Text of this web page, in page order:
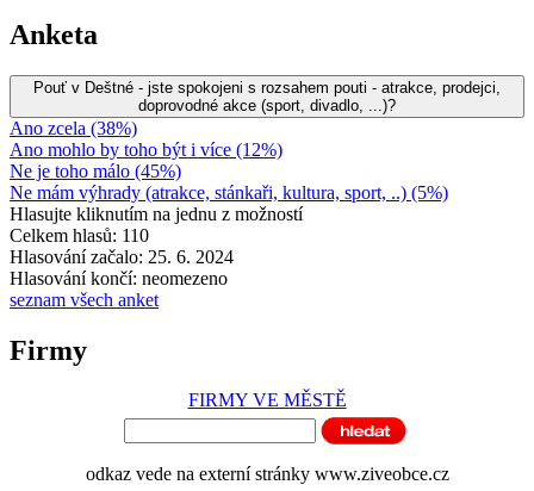
Anketa
Pouť v Deštné - jste spokojeni s rozsahem pouti - atrakce, prodejci,
doprovodné akce (sport, divadlo, ...)?
Ano zcela (38%)
Ano mohlo by toho být i více (12%)
Ne je toho málo (45%)
Ne mám výhrady (atrakce, stánkaři, kultura, sport, ..) (5%)
Hlasujte kliknutím na jednu z možností
Celkem hlasů: 110
Hlasování začalo: 25. 6. 2024
Hlasování končí: neomezeno
seznam všech anket
Firmy
FIRMY VE MĚSTĚ
odkaz vede na externí stránky www.ziveobce.cz